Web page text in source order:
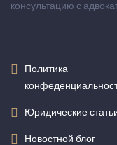
консультацию с
Политика
Юридические
Новостной блог